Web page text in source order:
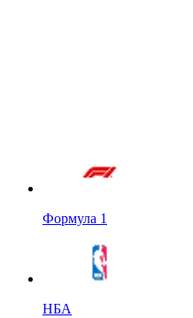
Формула 1
НБА